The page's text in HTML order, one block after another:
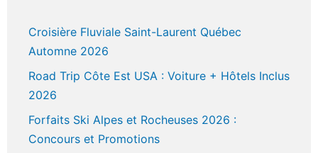
Croisière Fluviale Saint-Laurent Québec
Automne 2026
Road Trip Côte Est USA : Voiture + Hôtels Inclus
2026
Forfaits Ski Alpes et Rocheuses 2026 :
Concours et Promotions